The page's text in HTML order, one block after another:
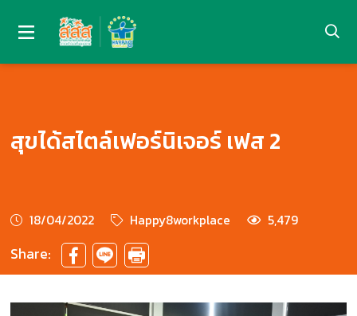
สุขได้สไตล์เฟอร์นิเจอร์ เฟส 2
18/04/2022 Happy8workplace 5,479
Share: